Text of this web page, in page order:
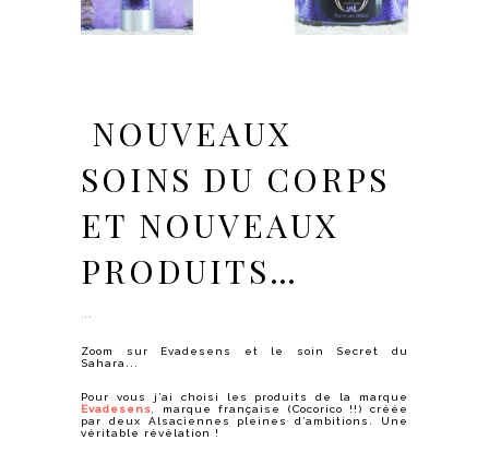
NOUVEAUX
SOINS DU CORPS
ET NOUVEAUX
PRODUITS…
Zoom sur Evadesens et le soin Secret du
Sahara...
Pour vous j’ai choisi les produits de la marque
Evadesens , marque française (Cocorico !!) créée
par deux Alsaciennes pleines d’ambitions. Une
véritable révélation !